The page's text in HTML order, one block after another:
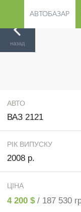
АВТОБАЗАР
назад
АВТО
ВАЗ 2121
РІК ВИПУСКУ
2008 р.
ЦІНА
4 200 $ / 187 530